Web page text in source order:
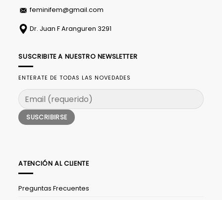
feminifem@gmail.com
Dr. Juan F Aranguren 3291
SUSCRIBITE A NUESTRO NEWSLETTER
ENTERATE DE TODAS LAS NOVEDADES
ATENCIÓN AL CLIENTE
Preguntas Frecuentes